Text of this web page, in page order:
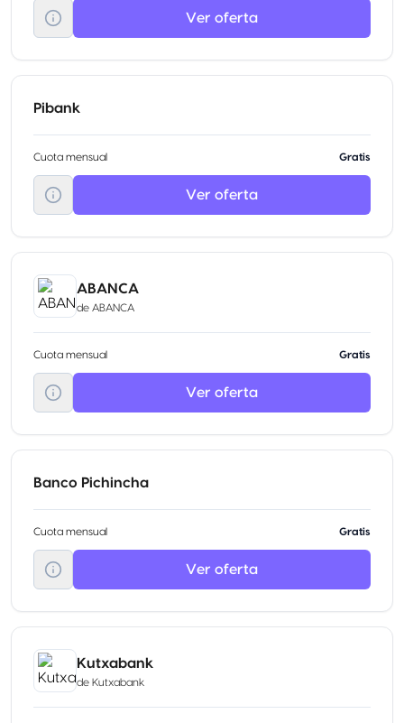
Ver oferta
Pibank
Cuota mensual Gratis
Ver oferta
ABANCA
de ABANCA
Cuota mensual Gratis
Ver oferta
Banco Pichincha
Cuota mensual Gratis
Ver oferta
Kutxabank
de Kutxabank